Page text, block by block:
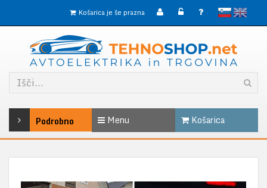
slovenskoEnglish
Košarica je še prazna
Podrobno Menu Košarica